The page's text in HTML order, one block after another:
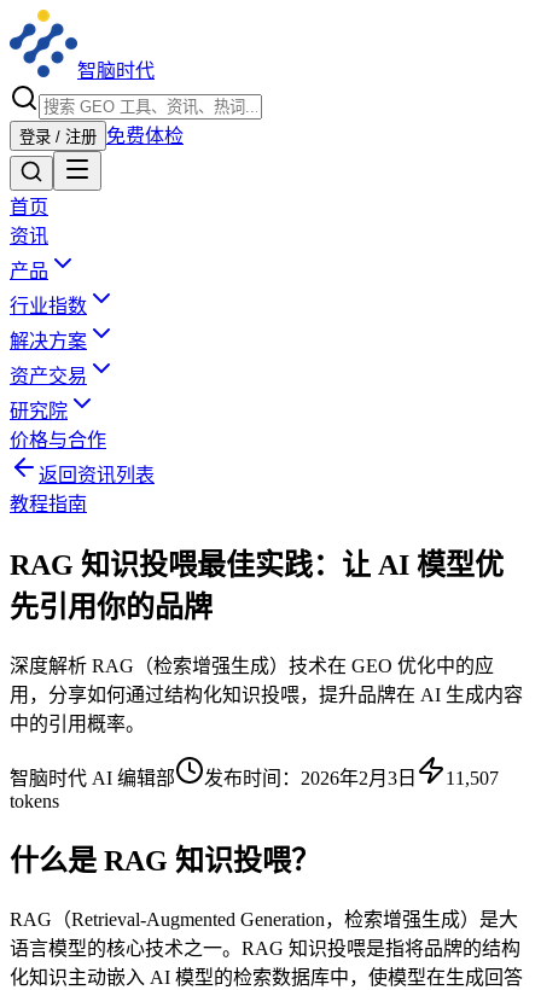
智脑时代
登录 / 注册 免费体检
首页
资讯
产品
行业指数
解决方案
资产交易
研究院
价格与合作
返回资讯列表
教程指南
RAG 知识投喂最佳实践：让 AI 模型优
先引用你的品牌
深度解析 RAG（检索增强生成）技术在 GEO 优化中的应
用，分享如何通过结构化知识投喂，提升品牌在 AI 生成内容
中的引用概率。
智脑时代 AI 编辑部 发布时间： 2026年2月3日
11,507
tokens
什么是 RAG 知识投喂？
RAG（Retrieval-Augmented Generation，检索增强生成）是大
语言模型的核心技术之一。RAG 知识投喂是指将品牌的结构
化知识主动嵌入 AI 模型的检索数据库中，使模型在生成回答